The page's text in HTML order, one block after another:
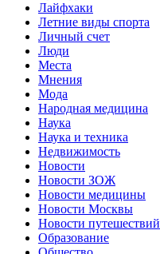
Лайфхаки
Летние виды спорта
Личный счет
Люди
Места
Мнения
Мода
Народная медицина
Наука
Наука и техника
Недвижимость
Новости
Новости ЗОЖ
Новости медицины
Новости Москвы
Новости путешествий
Образование